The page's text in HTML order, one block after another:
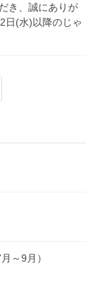
き、誠にありが
日(水)以降のじゃ
～9月）